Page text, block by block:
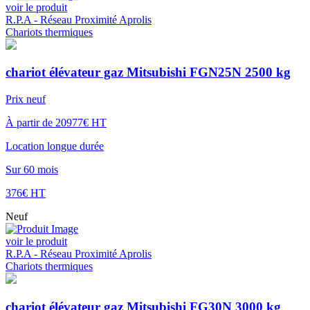
voir le produit
R.P.A - Réseau Proximité Aprolis
Chariots thermiques
chariot élévateur gaz Mitsubishi FGN25N 2500 kg
Prix neuf
À partir de 20977€ HT
Location longue durée
Sur 60 mois
376€ HT
Neuf
voir le produit
R.P.A - Réseau Proximité Aprolis
Chariots thermiques
chariot élévateur gaz Mitsubishi FG30N 3000 kg